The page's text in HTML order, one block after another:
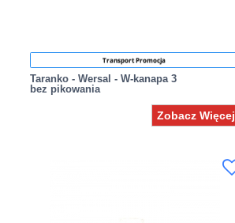
Transport Promocja
Taranko - Wersal - W-kanapa 3
bez pikowania
Zobacz Więcej